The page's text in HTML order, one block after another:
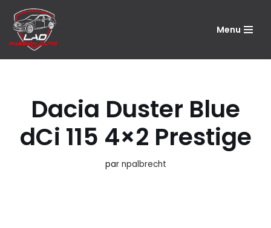
Aller
au
contenu
Menu
Dacia Duster Blue
dCi 115 4×2 Prestige
par npalbrecht